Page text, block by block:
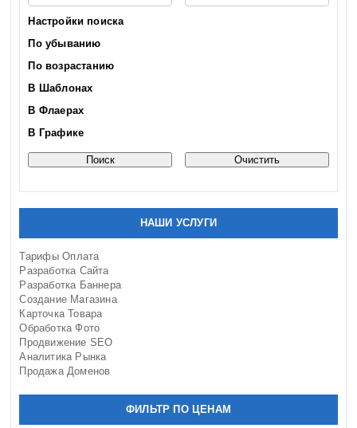
Республика Чувашия
Ростовская область
Рязанская область
Самарская область
Свердловская область
Смоленская область
Сочи
Ставропольский край
Тульская область
Тюменская область
Ульяновская область
Урал
Хабаровский край
Ханты-Мансийский округ
Челябинская область
Чеченская Республика
Юг России
Южный берег Крыма
Ярославская область
Настройки поиска
По убыванию
По возрастанию
В Шаблонах
В Флаерах
В Графике
НАШИ УСЛУГИ
Тарифы Оплата
Разработка Сайта
Разработка Баннера
Создание Магазина
Карточка Товара
Обработка Фото
Продвижение SEO
Аналитика Рынка
Продажа Доменов
ФИЛЬТР ПО ЦЕНАМ